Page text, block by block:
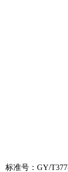
标准号：GY/